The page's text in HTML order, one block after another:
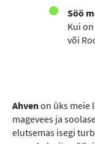
Söö
Kui
või
Ahvenon üks meie
magevees ja
elutsemas isegi